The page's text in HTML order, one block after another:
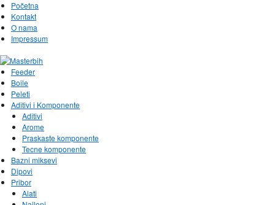
Početna
Kontakt
O nama
Impressum
Feeder
Boile
Peleti
Aditivi i Komponente
Aditivi
Arome
Praskaste komponente
Tecne komponente
Bazni miksevi
Dipovi
Pribor
Alati